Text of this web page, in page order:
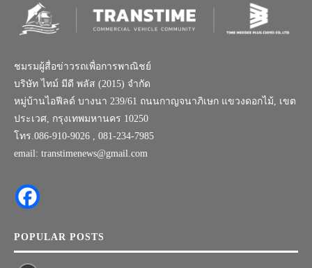
ชมรมผู้สื่อข่าวรถเพื่อการพาณิชย์
บริษัท ไทม์ มีดี พลัส (2015) จำกัด
หมู่บ้านไอฟีลด์ บางนา 239/61 ถนนกาญจนาภิเษก แขวงดอกไม้, เขต
ประเวศ, กรุงเทพมหานคร 10250
โทร.086-910-9026 , 081-234-7985
email: transtimenews@gmail.com
POPULAR POSTS